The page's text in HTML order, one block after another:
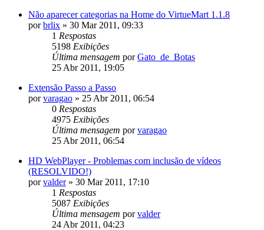
Não aparecer categorias na Home do VirtueMart 1.1.8
porbrlix » 30 Mar 2011, 09:33
1 Respostas
5198 Exibições
Última mensagem porGato_de_Botas
25 Abr 2011, 19:05
Extensão Passo a Passo
porvaragao » 25 Abr 2011, 06:54
0 Respostas
4975 Exibições
Última mensagem porvaragao
25 Abr 2011, 06:54
HD WebPlayer - Problemas com inclusão de vídeos
(RESOLVIDO!)
porvalder» 30 Mar 2011, 17:10
1 Respostas
5087 Exibições
Última mensagem porvalder
24 Abr 2011, 04:23